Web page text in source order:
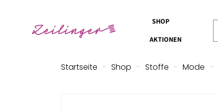
SHOP
AKTIONEN
Startseite - Shop - Stoffe - Mode -